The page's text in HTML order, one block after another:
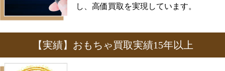
し、高価買取を実現しています。
【実績】おもちゃ買取実績15年以上